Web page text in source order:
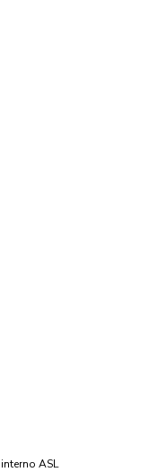
ASL